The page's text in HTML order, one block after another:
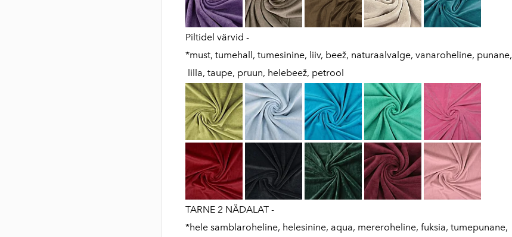
Piltidel värvid -
*must, tumehall, tumesinine, liiv, beež, naturaalvalge, vanaroheline, punane,
lilla, taupe, pruun, helebeež, petrool
TARNE 2 NÄDALAT -
*hele samblaroheline, helesinine, aqua, mereroheline, fuksia, tumepunane,